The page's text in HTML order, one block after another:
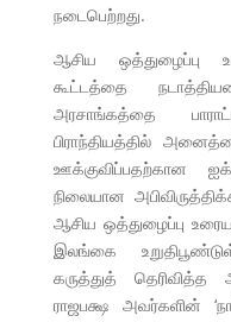
நடைபெற்றது.
ஆசிய ஒத்துழைப்பு
கூட்டத்தை
அரசாங்கத்தை
பிராந்தியத்தில்
ஊக்குவிப்பதற்கான
நிலையான
ஆசிய ஒத்துழைப்பு
இலங்கை
கருத்துத்
ராஜபக்ஷ அவர்களின்